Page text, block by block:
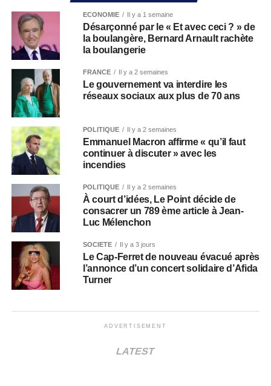
ECONOMIE Il y a 1 semaine
Désarçonné par le « Et avec ceci ? » de
la boulangère, Bernard Arnault rachète
la boulangerie
FRANCE Il y a 2 semaines
Le gouvernement va interdire les
réseaux sociaux aux plus de 70 ans
POLITIQUE Il y a 2 semaines
Emmanuel Macron affirme « qu’il faut
continuer à discuter » avec les
incendies
POLITIQUE Il y a 2 semaines
À court d’idées, Le Point décide de
consacrer un 789 ème article à Jean-
Luc Mélenchon
SOCIÉTÉ Il y a 3 jours
Le Cap-Ferret de nouveau évacué après
l’annonce d’un concert solidaire d’Afida
Turner
ADVERTISEMENT
LATEST